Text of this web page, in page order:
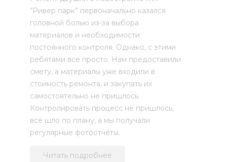
“Ривер парк” первоначально казался
головной болью из-за выбора
материалов и необходимости
постоянного контроля. Однако, с этими
ребятами все просто. Нам предоставили
смету, а материалы уже входили в
стоимость ремонта, и закупать их
самостоятельно не пришлось.
Контролировать процесс не пришлось,
всё шло по плану, а мы получали
регулярные фотоотчёты.
Читать подробнее